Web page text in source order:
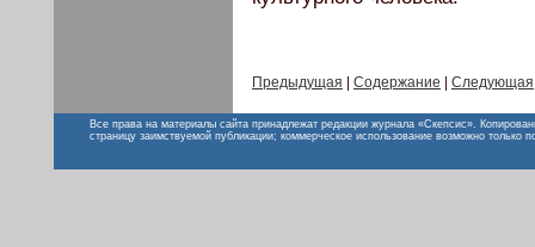
Предыдущая Содержание Следующая
Все права на материалы сайта принадлежат редакции журнала «Скепсис».
страницу заимствуемой публикации; коммерческое использование возможно только